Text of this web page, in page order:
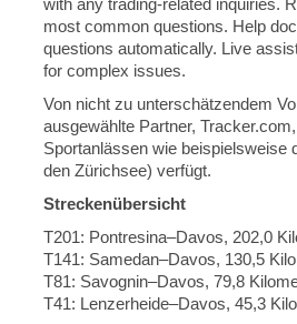
with any trading-related inquiries.
most common questions. Help
questions automatically. Live
for complex issues.
Von nicht zu unterschätzendem
ausgewählte Partner,
Sportanlässen wie beispielsweise
den Zürichsee) verfügt.
Streckenübersicht
T201: Pontresina–Davos, 202,0
T141: Samedan–Davos, 130,5
T81: Savognin–Davos, 79,8
T41: Lenzerheide–Davos, 45,3